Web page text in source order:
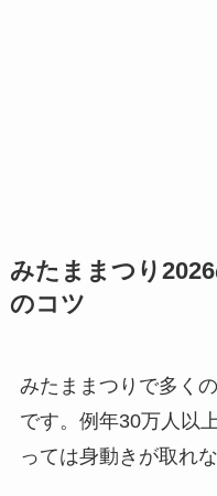
みたままつり
のコツ
みたままつりで多く
です。例年30万人以
っては身動きが取れ